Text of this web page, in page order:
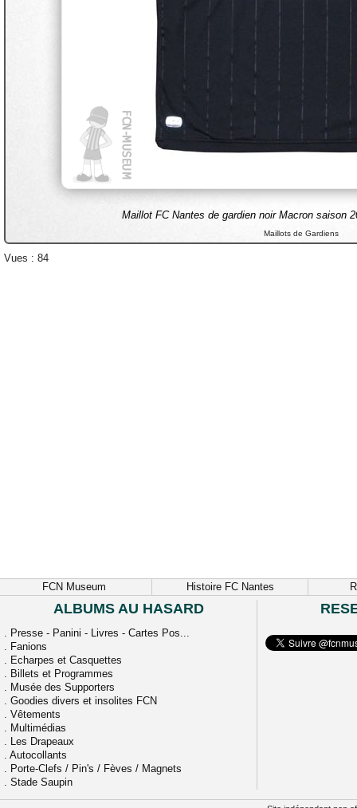
Maillot FC Nantes de gardien noir Macron saison
Maillots de Gardiens
Vues : 84
FCN Museum Histoire FC Nantes
ALBUMS AU HASARD
. Presse - Panini - Livres - Cartes Pos...
. Fanions
. Echarpes et Casquettes
. Billets et Programmes
. Musée des Supporters
. Goodies divers et insolites FCN
. Vêtements
. Multimédias
. Les Drapeaux
. Autocollants
. Porte-Clefs / Pin's / Fèves / Magnets
. Stade Saupin